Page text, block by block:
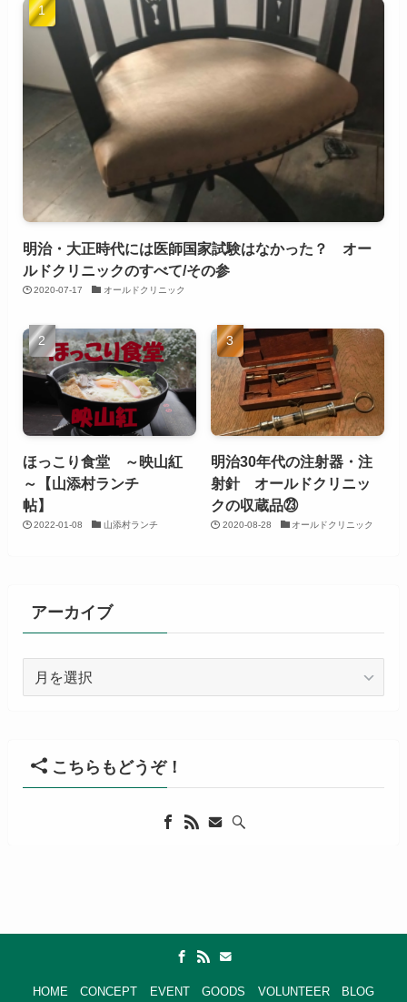
明治・大正時代には医師国家試験はなかった？ オー
ルドクリニックのすべて/その参
2020-07-17 オールドクリニック
ほっこり食堂 ～映山紅
～【山添村ランチ
帖】
2022-01-08 山添村ランチ
明治30年代の注射器・注
射針 オールドクリニッ
クの収蔵品㉓
2020-08-28 オールドクリニック
アーカイブ
ブ
こちらもどうぞ！
HOME CONCEPT EVENT GOODS VOLUNTEER BLOG